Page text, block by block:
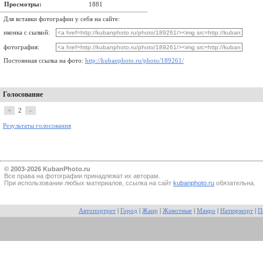
Просмотры: 1881
Для вставки фотографии у себя на сайте:
иконка с сылкой:
фотография:
Постоянная ссылка на фото: http://kubanphoto.ru/photo/189261/
Голосование
+ 2 –
Результаты голосования
© 2003-2026 KubanPhoto.ru
Все прaва на фотографии принадлежат их авторам.
При использовании любых материалов, ссылка на сайт kubanphoto.ru обязательна.
Автопортрет Город Жанр Животные Макро Натюрморт